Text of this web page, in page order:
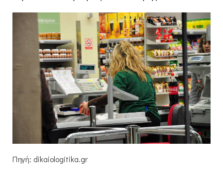
Πηγή: dikaiologitika.gr